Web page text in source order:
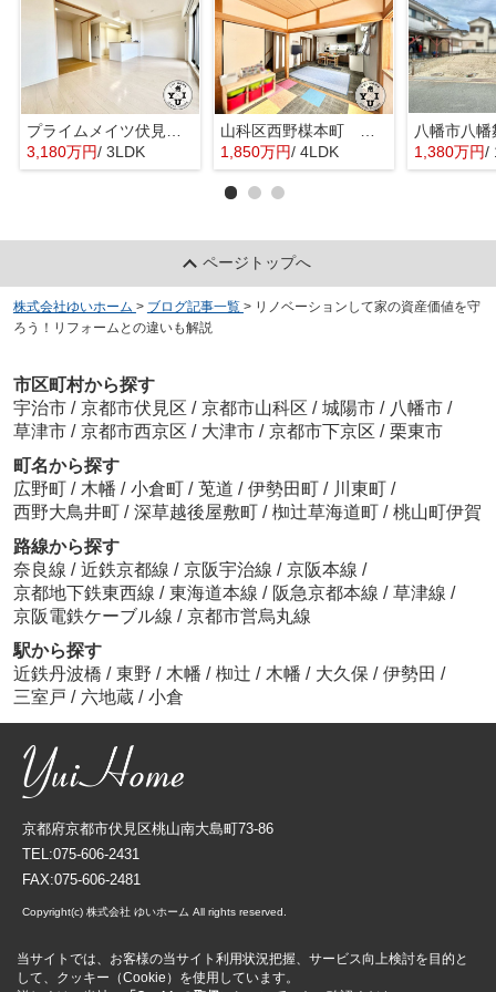
3,180万円/ 3LDK
1,850万円/ 4LDK
八幡市八
1,380万円/
ページトップへ
株式会社ゆいホーム > ブログ記事一覧 > リノベーションして家の資産価値を守
ろう！リフォームとの違いも解説
市区町村から探す
宇治市 / 京都市伏見区 / 京都市山科区 / 城陽市 / 八幡市 /
草津市 / 京都市西京区 / 大津市 / 京都市下京区 / 栗東市
町名から探す
広野町 / 木幡 / 小倉町 / 莵道 / 伊勢田町 / 川東町 /
西野大鳥井町 / 深草越後屋敷町 / 椥辻草海道町 / 桃山町伊賀
路線から探す
奈良線 / 近鉄京都線 / 京阪宇治線 / 京阪本線 /
京都地下鉄東西線 / 東海道本線 / 阪急京都本線 / 草津線 /
京阪電鉄ケーブル線 / 京都市営烏丸線
駅から探す
近鉄丹波橋 / 東野 / 木幡 / 椥辻 / 木幡 / 大久保 / 伊勢田 /
三室戸 / 六地蔵 / 小倉
京都府京都市伏見区桃山南大島町73-86
TEL:075-606-2431
FAX:075-606-2481
Copyright(c) 株式会社 ゆいホーム All rights reserved.
当サイトでは、お客様の当サイト利用状況把握、サービス向上検討を目的と
して、クッキー（Cookie）を使用しています。